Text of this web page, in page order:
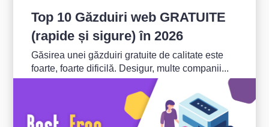
Top 10 Găzduiri web GRATUITE
(rapide și sigure) în 2026
Găsirea unei găzduiri gratuite de calitate este
foarte, foarte dificilă. Desigur, multe companii...